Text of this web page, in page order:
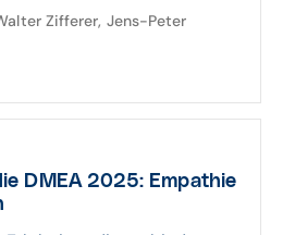
Zifferer, Jens-Peter
DMEA 2025: Empathie